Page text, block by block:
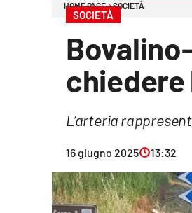
Economia e lavoro
HOME PAGE SOCIETÀ
SOCIETÀ
chiedere
L’arteria
16 giugno 2025 13:32